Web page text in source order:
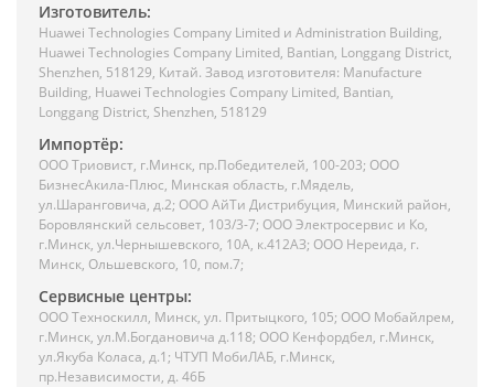
Изготовитель:
Huawei Technologies Company Limited и Administration Building,
Huawei Technologies Company Limited, Bantian, Longgang District,
Shenzhen, 518129, Китай. Завод изготовителя: Manufacture
Building, Huawei Technologies Company Limited, Bantian,
Longgang District, Shenzhen, 518129
Импортёр:
ООО Триовист, г.Минск, пр.Победителей, 100-203; ООО
БизнесАкила-Плюс, Минская область, г.Мядель,
ул.Шаранговича, д.2; ООО АйТи Дистрибуция, Минский район,
Боровлянский сельсовет, 103/3-7; ООО Электросервис и Ко,
г.Минск, ул.Чернышевского, 10А, к.412АЗ; ООО Нереида, г.
Минск, Ольшевского, 10, пом.7;
Сервисные центры:
ООО Техноскилл, Минск, ул. Притыцкого, 105; ООО Мобайлрем,
г.Минск, ул.М.Богдановича д.118; ООО Кенфордбел, г.Минск,
ул.Якуба Коласа, д.1; ЧТУП МобиЛАБ, г.Минск,
пр.Независимости, д. 46Б